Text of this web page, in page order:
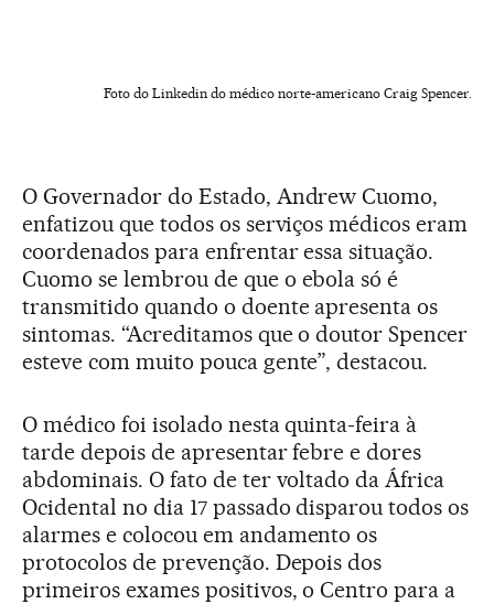
Foto do Linkedin do médico norte-americano Craig Spencer.
O Governador do Estado, Andrew Cuomo,
enfatizou que todos os serviços médicos eram
coordenados para enfrentar essa situação.
Cuomo se lembrou de que o ebola só é
transmitido quando o doente apresenta os
sintomas. “Acreditamos que o doutor Spencer
esteve com muito pouca gente”, destacou.
O médico foi isolado nesta quinta-feira à
tarde depois de apresentar febre e dores
abdominais. O fato de ter voltado da África
Ocidental no dia 17 passado disparou todos os
alarmes e colocou em andamento os
protocolos de prevenção. Depois dos
primeiros exames positivos, o Centro para a